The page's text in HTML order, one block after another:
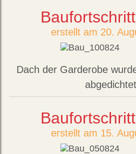
erstellt am 20.
Dach der Garderobe
erstellt am 15.